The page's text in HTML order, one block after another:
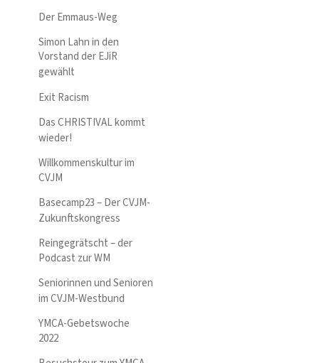
Der Emmaus-Weg
Simon Lahn in den
Vorstand der EJiR
gewählt
Exit Racism
Das CHRISTIVAL kommt
wieder!
Willkommenskultur im
CVJM
Basecamp23 – Der CVJM-
Zukunftskongress
Reingegrätscht – der
Podcast zur WM
Seniorinnen und Senioren
im CVJM-Westbund
YMCA-Gebetswoche
2022